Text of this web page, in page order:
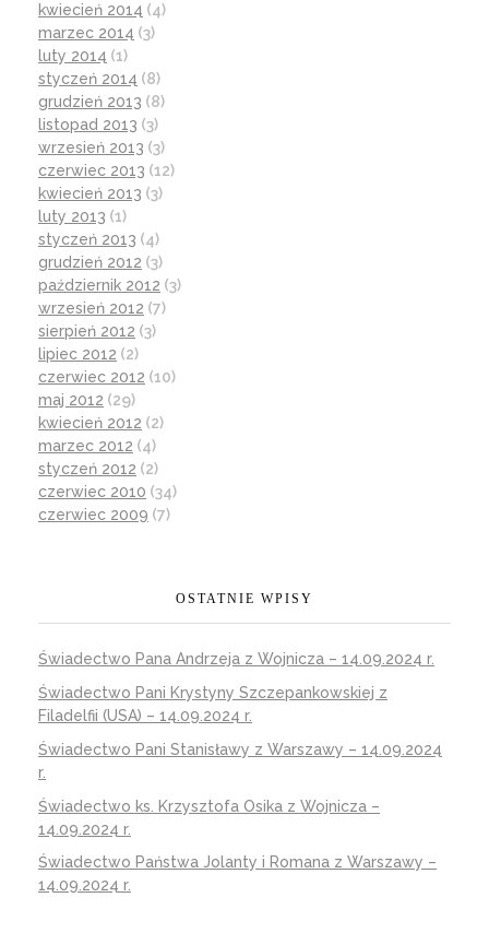
kwiecień 2014 (4)
marzec 2014 (3)
luty 2014 (1)
styczeń 2014 (8)
grudzień 2013 (8)
listopad 2013 (3)
wrzesień 2013 (3)
czerwiec 2013 (12)
kwiecień 2013 (3)
luty 2013 (1)
styczeń 2013 (4)
grudzień 2012 (3)
październik 2012 (3)
wrzesień 2012 (7)
sierpień 2012 (3)
lipiec 2012 (2)
czerwiec 2012 (10)
maj 2012 (29)
kwiecień 2012 (2)
marzec 2012 (4)
styczeń 2012 (2)
czerwiec 2010 (34)
czerwiec 2009 (7)
OSTATNIE WPISY
Świadectwo Pana Andrzeja z Wojnicza – 14.09.2024 r.
Świadectwo Pani Krystyny Szczepankowskiej z
Filadelfii (USA) – 14.09.2024 r.
Świadectwo Pani Stanisławy z Warszawy – 14.09.2024
r.
Świadectwo ks. Krzysztofa Osika z Wojnicza –
14.09.2024 r.
Świadectwo Państwa Jolanty i Romana z Warszawy –
14.09.2024 r.